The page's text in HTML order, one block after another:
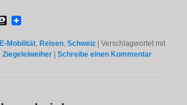
Threema
E-Mobilität ,Reisen ,Schweiz |Verschlagwortet mit
,Ziegeleiweiher |Schreibe einen Kommentar